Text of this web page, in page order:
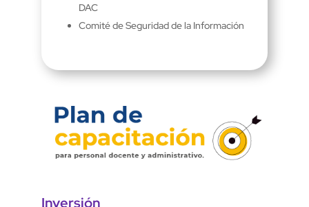
DAC
Comité de Seguridad de la Información
Inversión